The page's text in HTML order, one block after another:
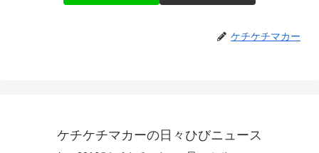
ケチケチマカー
ケチケチマカーの日々ひびニュース